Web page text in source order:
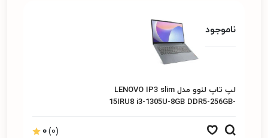
ناموجود
لپ تاپ لنوو مدل LENOVO IP3 slim
15IRU8 i3-1305U-8GB DDR5-256GB-
SSD-INTEGRATEd-15.6FHD Finger
Print
0(0)